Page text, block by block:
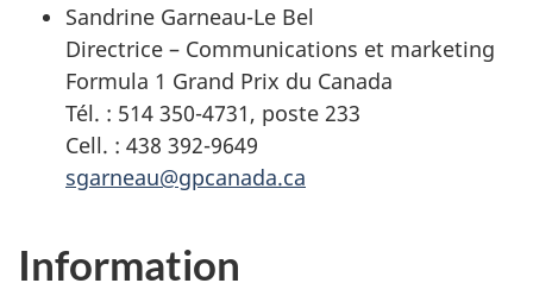
Sandrine Garneau-Le Bel
Directrice – Communications et marketing
Formula 1 Grand Prix du Canada
Tél. : 514 350-4731, poste 233
Cell. : 438 392-9649
sgarneau@gpcanada.ca
Information